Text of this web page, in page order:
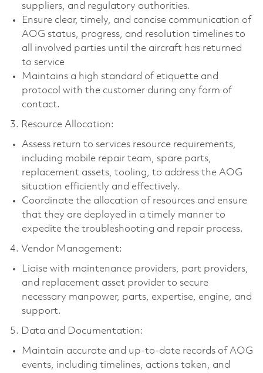
suppliers, and regulatory authorities.
Ensure clear, timely, and concise communication of
AOG status, progress, and resolution timelines to
all involved parties until the aircraft has returned
to service
Maintains a high standard of etiquette and
protocol with the customer during any form of
contact.
3. Resource Allocation:
Assess return to services resource requirements,
including mobile repair team, spare parts,
replacement assets, tooling, to address the AOG
situation efficiently and effectively.
Coordinate the allocation of resources and ensure
that they are deployed in a timely manner to
expedite the troubleshooting and repair process.
4. Vendor Management:
Liaise with maintenance providers, part providers,
and replacement asset provider to secure
necessary manpower, parts, expertise, engine, and
support.
5. Data and Documentation:
Maintain accurate and up-to-date records of AOG
events, including timelines, actions taken, and